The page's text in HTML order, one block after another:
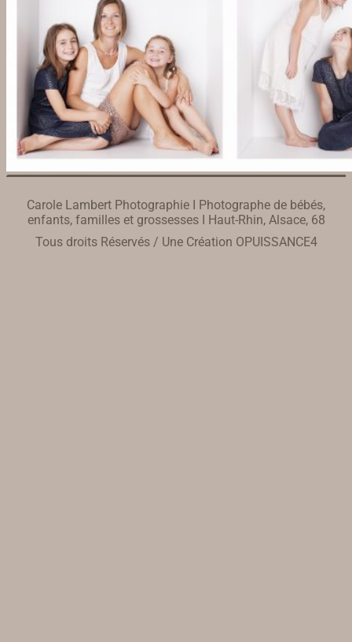
Carole Lambert Photographie I Photographe de bébés,
enfants, familles et grossesses I Haut-Rhin, Alsace, 68
Tous droits Réservés / Une Création OPUISSANCE4